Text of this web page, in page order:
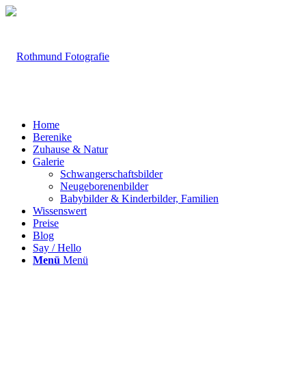
Home
Berenike
Zuhause & Natur
Galerie
Schwangerschaftsbilder
Neugeborenenbilder
Babybilder & Kinderbilder, Familien
Wissenswert
Preise
Blog
Say / Hello
Menü Menü